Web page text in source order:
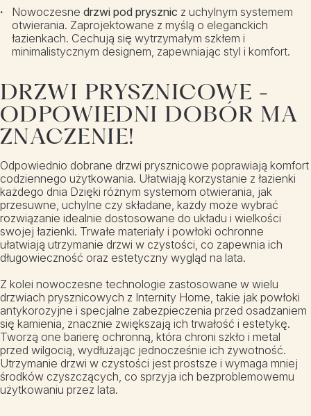
Nowoczesne drzwi pod prysznic z uchylnym systemem
otwierania. Zaprojektowane z myślą o eleganckich
łazienkach. Cechują się wytrzymałym szkłem i
minimalistycznym designem, zapewniając styl i komfort.
DRZWI PRYSZNICOWE -
ODPOWIEDNI DOBÓR MA
ZNACZENIE!
Odpowiednio dobrane drzwi prysznicowe poprawiają komfort
codziennego użytkowania. Ułatwiają korzystanie z łazienki
każdego dnia Dzięki różnym systemom otwierania, jak
przesuwne, uchylne czy składane, każdy może wybrać
rozwiązanie idealnie dostosowane do układu i wielkości
swojej łazienki. Trwałe materiały i powłoki ochronne
ułatwiają utrzymanie drzwi w czystości, co zapewnia ich
długowieczność oraz estetyczny wygląd na lata.
Z kolei nowoczesne technologie zastosowane w wielu
drzwiach prysznicowych z Internity Home, takie jak powłoki
antykorozyjne i specjalne zabezpieczenia przed osadzaniem
się kamienia, znacznie zwiększają ich trwałość i estetykę.
Tworzą one barierę ochronną, która chroni szkło i metal
przed wilgocią, wydłużając jednocześnie ich żywotność.
Utrzymanie drzwi w czystości jest prostsze i wymaga mniej
środków czyszczących, co sprzyja ich bezproblemowemu
użytkowaniu przez lata.